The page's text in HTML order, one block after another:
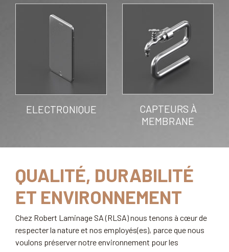
ELECTRONIQUE
CAPTEURS À
MEMBRANE
QUALITÉ, DURABILITÉ
ET ENVIRONNEMENT
Chez Robert Laminage SA (RLSA) nous tenons à cœur de
respecter la nature et nos employés(es), parce que nous
voulons préserver notre environnement pour les